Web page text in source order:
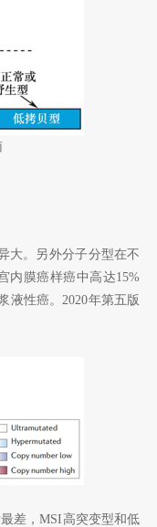
大。另外分子分型在不
内膜癌样癌中高达15%
液性癌。2020年第五版
差，MSI高突变型和低